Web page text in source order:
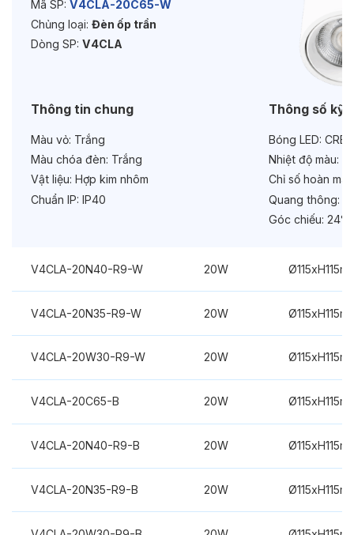
Tuổi thọ: >30000h
Mã SP: V4CLA-20C65-W
Chủng loại: Đèn ốp trần
Dòng SP: V4CLA
Thông tin chung
Màu vỏ: Trắng
Màu chóa đèn: Trắng
Vật liệu: Hợp kim nhôm
Chuẩn IP: IP40
Thông số kỹ
Bóng LED:
Nhiệt độ màu:
Chỉ số hoàn
Quang thông:
Góc chiếu: 24°
V4CLA-20N40-R9-W 20W
V4CLA-20N35-R9-W 20W
V4CLA-20W30-R9-W 20W
V4CLA-20C65-B 20W
V4CLA-20N40-R9-B 20W
V4CLA-20N35-R9-B 20W